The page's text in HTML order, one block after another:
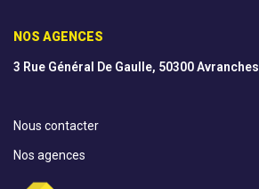
NOS AGENCES
3 Rue Général De Gaulle, 50300 Avranches
Nous contacter
Nos agences